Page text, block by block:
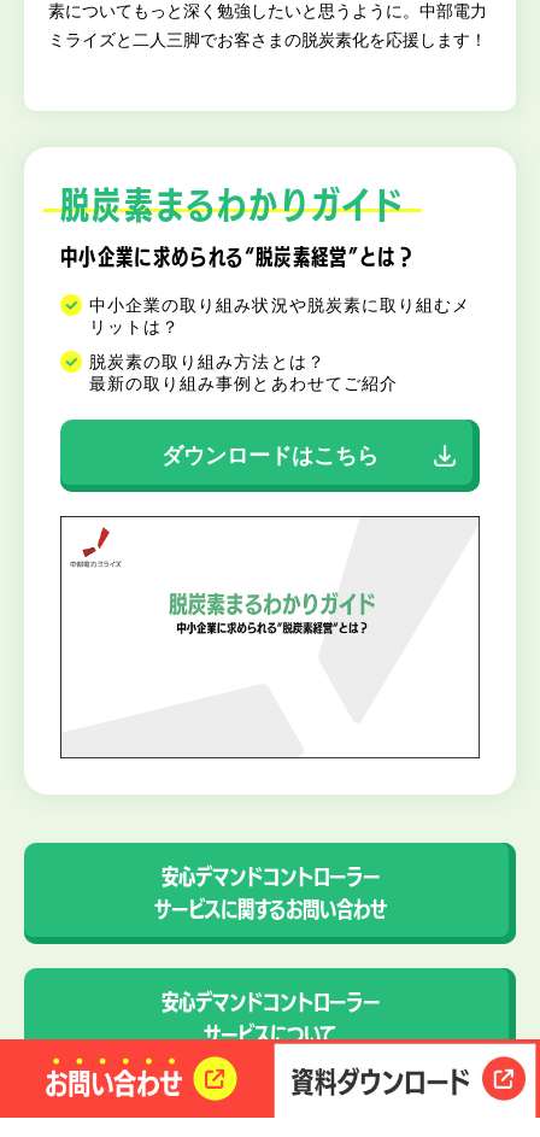
素についてもっと深く勉強したいと思うように。中部電力
ミライズと二人三脚でお客さまの脱炭素化を応援します！
脱炭素まるわかりガイド
中小企業に求められる“脱炭素経営”とは？
中小企業の取り組み状況や脱炭素に取り組むメ
リットは？
脱炭素の取り組み方法とは？
最新の取り組み事例とあわせてご紹介
ダウンロードはこちら
安心デマンドコントローラー
サービスに関するお問い合わせ
安心デマンドコントローラー
サービスについて